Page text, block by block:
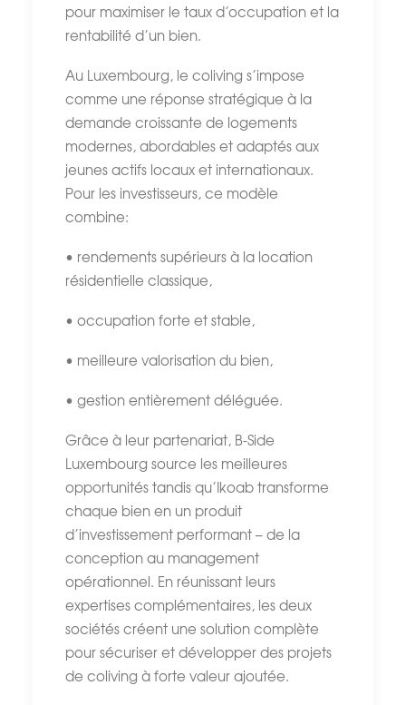
pour maximiser le taux d’occupation et la
rentabilité d’un bien.
Au Luxembourg, le coliving s’impose
comme une réponse stratégique à la
demande croissante de logements
modernes, abordables et adaptés aux
jeunes actifs locaux et internationaux.
Pour les investisseurs, ce modèle
combine:
• rendements supérieurs à la location
résidentielle classique,
• occupation forte et stable,
• meilleure valorisation du bien,
• gestion entièrement déléguée.
Grâce à leur partenariat, B-Side
Luxembourg source les meilleures
opportunités tandis qu’Ikoab transforme
chaque bien en un produit
d’investissement performant – de la
conception au management
opérationnel. En réunissant leurs
expertises complémentaires, les deux
sociétés créent une solution complète
pour sécuriser et développer des projets
de coliving à forte valeur ajoutée.